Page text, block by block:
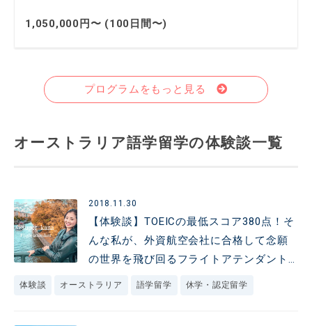
1,050,000円〜 (100日間〜)
プログラムをもっと見る
オーストラリア語学留学の体験談一覧
2018.11.30
【体験談】TOEICの最低スコア380点！そ
んな私が、外資航空会社に合格して念願
の世界を飛び回るフライトアテンダント
体験談 オーストラリア 語学留学 休学・認定留学